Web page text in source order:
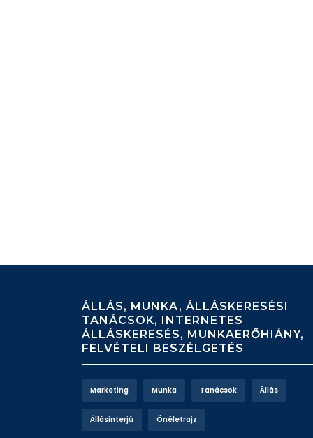
ÁLLÁS, MUNKA, ÁLLÁSKERESÉSI
TANÁCSOK, INTERNETES
ÁLLÁSKERESÉS, MUNKAERŐHIÁNY,
FELVÉTELI BESZÉLGETÉS
Marketing Munka Tanácsok Állás
Állásinterjú Önéletrajz